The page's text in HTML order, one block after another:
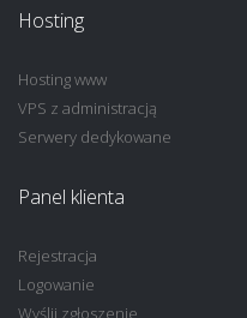
Hosting
Hosting www
VPS z administracją
Serwery dedykowane
Panel klienta
Rejestracja
Logowanie
Wyślij zgłoszenie